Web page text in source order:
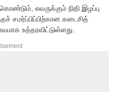
எவருக்கும் நிதி இழப்பு
சமர்ப்பிப்பிற்கான கடைசித்
உத்தரவிட்டுள்ளது.